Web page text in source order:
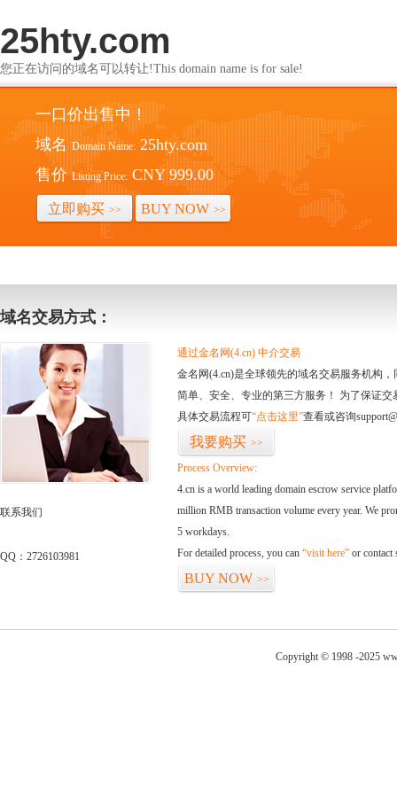
25hty.com
您正在访问的域名可以转让!This domain name is for sale!
一口价出售中！
域名 Domain Name: 25hty.com
售价 Listing Price: CNY 999.00
立即购买 >> BUY NOW >>
域名交易方式：
联系我们
QQ：2726103981
通过金名网(4.cn) 中介交易
金名网(4.cn)是全球领先的域名交易服务机构
简单、安全、专业的第三方服务！ 为了保证
具体交易流程可“点击这里”查看或咨询
我要购买 >>
Process Overview:
4.cn is a world leading domain escrow service
million RMB transaction volume every year. We
5 workdays.
For detailed process, you can “visit here” or contact
BUY NOW >>
Copyright © 1998 -2025